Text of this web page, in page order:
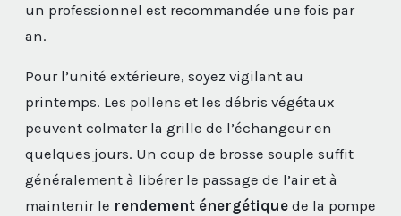
un professionnel est recommandée une fois par
an.
Pour l’unité extérieure, soyez vigilant au
printemps. Les pollens et les débris végétaux
peuvent colmater la grille de l’échangeur en
quelques jours. Un coup de brosse souple suffit
généralement à libérer le passage de l’air et à
maintenir le rendement énergétique de la pompe